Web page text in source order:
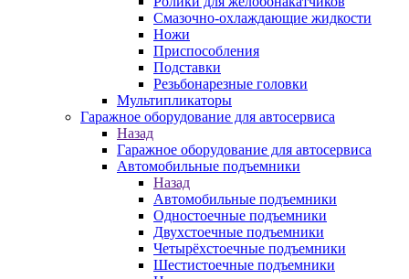
Смазочно-охлаждающие жидкости
Ножи
Приспособления
Подставки
Резьбонарезные головки
Мультипликаторы
Гаражное оборудование для автосервиса
Назад
Гаражное оборудование для автосервиса
Автомобильные подъемники
Назад
Автомобильные подъемники
Одностоечные подъемники
Двухстоечные подъемники
Четырёхстоечные подъемники
Шестистоечные подъемники